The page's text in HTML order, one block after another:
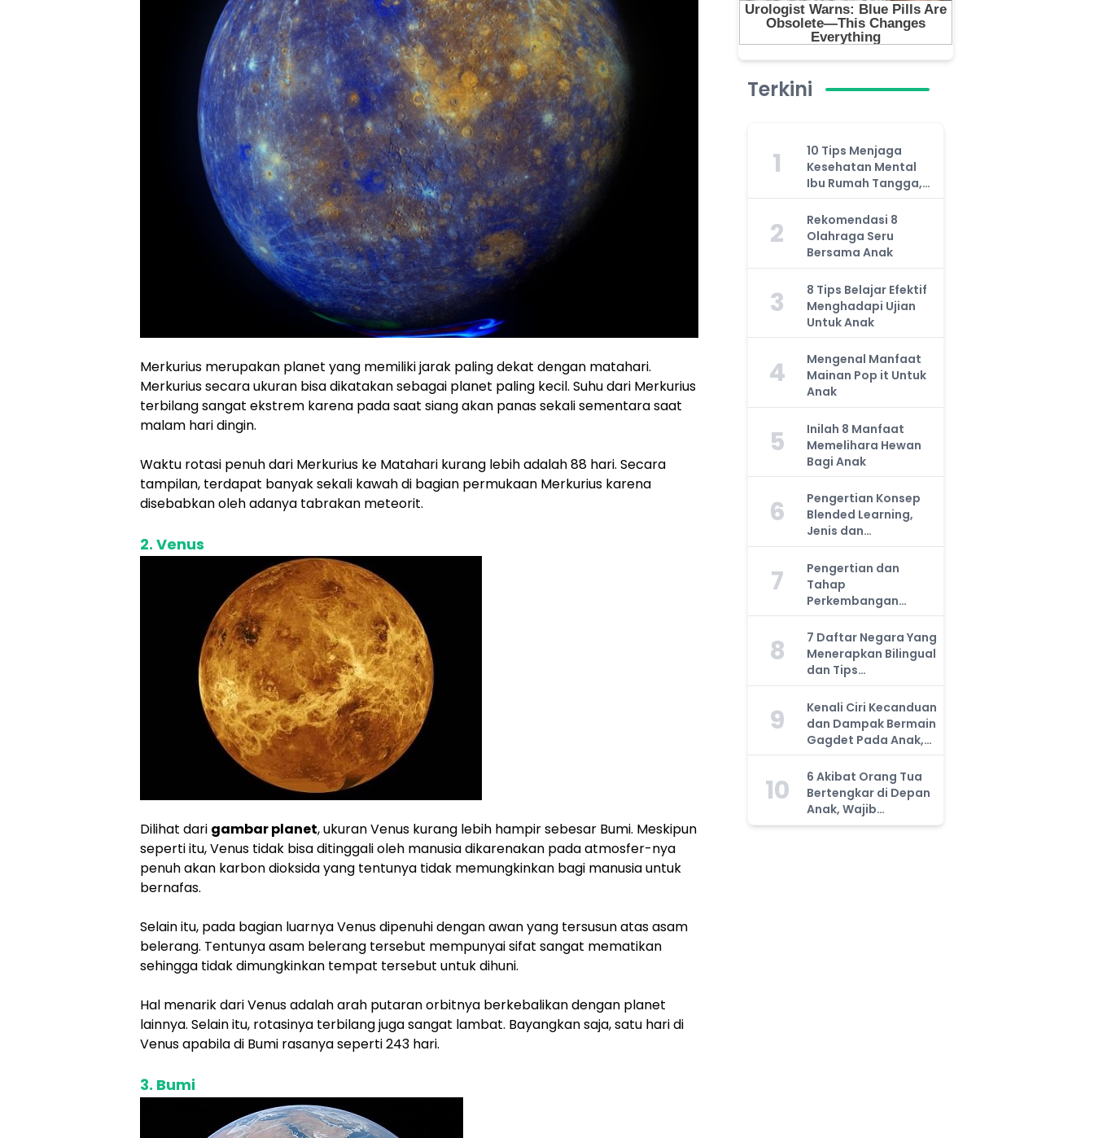
Merkurius merupakan planet yang memiliki jarak paling dekat dengan matahari.
Merkurius secara ukuran bisa dikatakan sebagai planet paling kecil. Suhu dari Merkurius
terbilang sangat ekstrem karena pada saat siang akan panas sekali sementara saat
malam hari dingin.
Waktu rotasi penuh dari Merkurius ke Matahari kurang lebih adalah 88 hari. Secara
tampilan, terdapat banyak sekali kawah di bagian permukaan Merkurius karena
disebabkan oleh adanya tabrakan meteorit.
2. Venus
Dilihat dari gambar planet, ukuran Venus kurang lebih hampir sebesar Bumi. Meskipun
seperti itu, Venus tidak bisa ditinggali oleh manusia dikarenakan pada atmosfer-nya
penuh akan karbon dioksida yang tentunya tidak memungkinkan bagi manusia untuk
bernafas.
Selain itu, pada bagian luarnya Venus dipenuhi dengan awan yang tersusun atas asam
belerang. Tentunya asam belerang tersebut mempunyai sifat sangat mematikan
sehingga tidak dimungkinkan tempat tersebut untuk dihuni.
Hal menarik dari Venus adalah arah putaran orbitnya berkebalikan dengan planet
lainnya. Selain itu, rotasinya terbilang juga sangat lambat. Bayangkan saja, satu hari di
Venus apabila di Bumi rasanya seperti 243 hari.
3. Bumi
Terkini
1
10 Tips Menjaga
Kesehatan Mental
Ibu Rumah Tangga,
Jangan Anggap
Remeh!
2
Rekomendasi 8
Olahraga Seru
Bersama Anak
3
8 Tips Belajar Efektif
Menghadapi Ujian
Untuk Anak
4
Mengenal Manfaat
Mainan Pop it Untuk
Anak
5
Inilah 8 Manfaat
Memelihara Hewan
Bagi Anak
6
Pengertian Konsep
Blended Learning,
Jenis dan
Manfaatnya, Anda
Harus Tahu!
7
Pengertian dan
Tahap
Perkembangan
Kemampuan Kognitif
Anak, Bunda Wajib
Tahu!
8
7 Daftar Negara Yang
Menerapkan Bilingual
dan Tips
Mengajarkan Pada
Anak
9
Kenali Ciri Kecanduan
dan Dampak Bermain
Gagdet Pada Anak,
Orang Tua Wajib
Tahu!
10
6 Akibat Orang Tua
Bertengkar di Depan
Anak, Wajib
Waspada!